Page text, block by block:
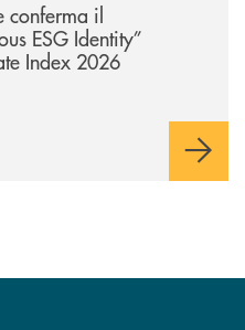
conferma il
ESG Identity”
Index 2026